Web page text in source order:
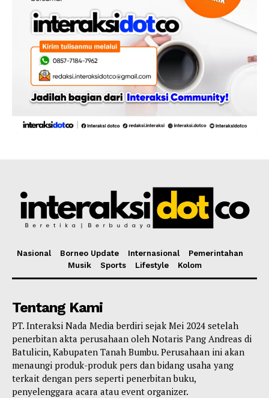
Nasional Borneo Update Internasional
Pemerintahan
Musik
Sports Lifestyle Kolom
Tentang Kami
PT. Interaksi Nada Media berdiri sejak Mei 2024 setelah
penerbitan akta perusahaan oleh Notaris Pang Andreas di
Batulicin, Kabupaten Tanah Bumbu. Perusahaan ini akan
menaungi produk-produk pers dan bidang usaha yang
terkait dengan pers seperti penerbitan buku,
penyelenggara acara atau event organizer.